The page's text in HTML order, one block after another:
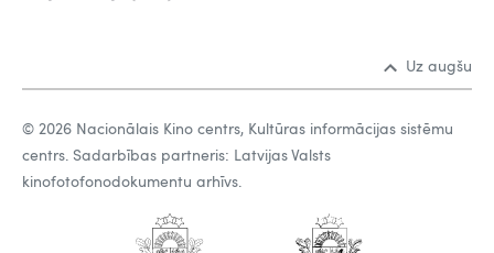
Uz augšu
© 2026 Nacionālais Kino centrs, Kultūras informācijas sistēmu
centrs. Sadarbības partneris: Latvijas Valsts
kinofotofonodokumentu arhīvs.